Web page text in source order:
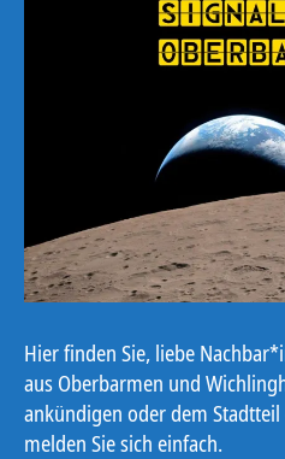
Hier finden Sie, liebe
aus Oberbarmen und
ankündigen oder dem
melden Sie sich einfach.